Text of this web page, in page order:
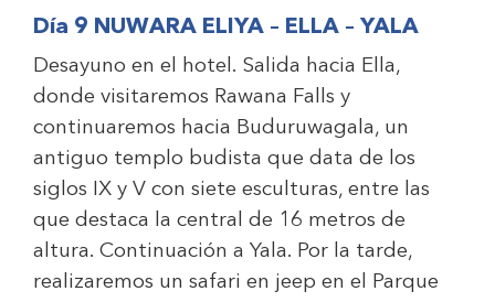
Día 9 NUWARA ELIYA – ELLA – YALA
Desayuno en el hotel. Salida hacia Ella,
donde visitaremos Rawana Falls y
continuaremos hacia Buduruwagala, un
antiguo templo budista que data de los
siglos IX y V con siete esculturas, entre las
que destaca la central de 16 metros de
altura. Continuación a Yala. Por la tarde,
realizaremos un safari en jeep en el Parque